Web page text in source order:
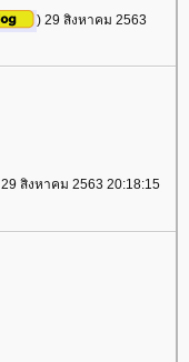
) 29 สิงหาคม 2563
29 สิงหาคม 2563 20:18:15